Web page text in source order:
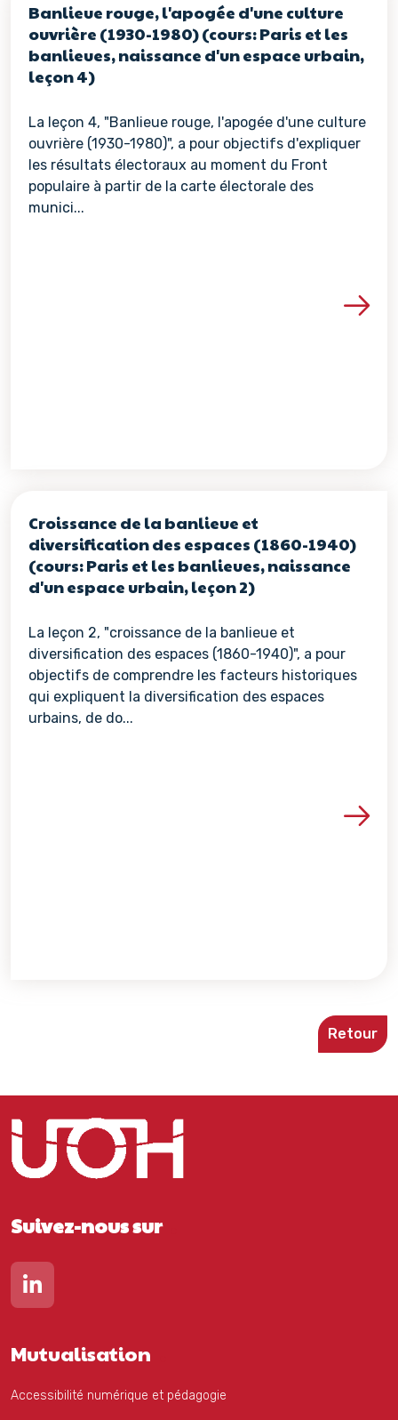
Banlieue rouge, l'apogée d'une culture
ouvrière (1930-1980) (cours: Paris et les
banlieues, naissance d'un espace urbain,
leçon 4)
La leçon 4, "Banlieue rouge, l'apogée d'une culture
ouvrière (1930-1980)", a pour objectifs d'expliquer
les résultats électoraux au moment du Front
populaire à partir de la carte électorale des
munici...
Voir les détails de la
Croissance de la banlieue et
diversification des espaces (1860-1940)
(cours: Paris et les banlieues, naissance
d'un espace urbain, leçon 2)
La leçon 2, "croissance de la banlieue et
diversification des espaces (1860-1940)", a pour
objectifs de comprendre les facteurs historiques
qui expliquent la diversification des espaces
urbains, de do...
Voir les détails de la
Retour
Suivez-nous sur
Lien vers notre page Linkedin
Mutualisation
Accessibilité numérique et pédagogie